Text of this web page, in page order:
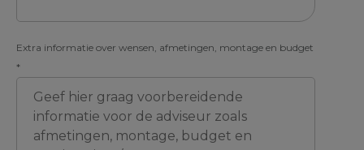
Extra informatie over wensen, afmetingen, montage en budget
*